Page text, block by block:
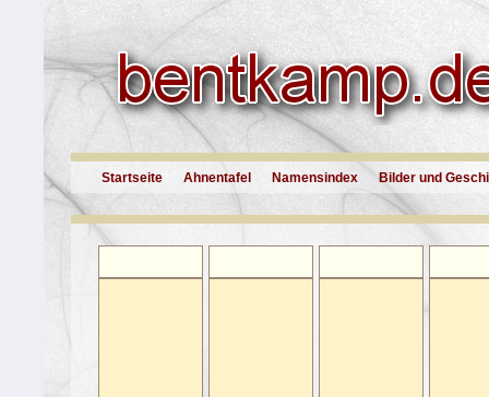
Startseite Ahnentafel Namensindex Bilder und